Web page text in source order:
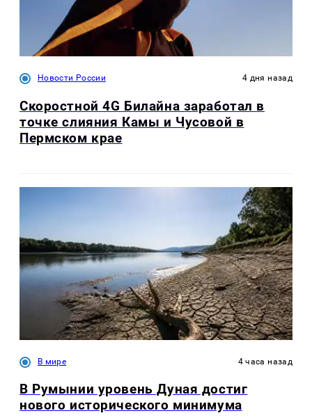
Новости России 4 дня назад
Скоростной 4G Билайна заработал в
точке слияния Камы и Чусовой в
Пермском крае
В мире 4 часа назад
В Румынии уровень Дуная достиг
нового исторического минимума